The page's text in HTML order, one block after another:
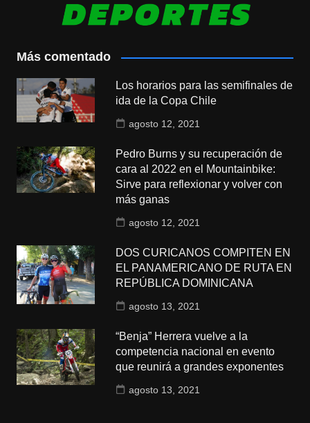
Más comentado
Los horarios para las semifinales de
ida de la Copa Chile
agosto 12, 2021
Pedro Burns y su recuperación de
cara al 2022 en el Mountainbike:
Sirve para reflexionar y volver con
más ganas
agosto 12, 2021
DOS CURICANOS COMPITEN EN
EL PANAMERICANO DE RUTA EN
REPÚBLICA DOMINICANA
agosto 13, 2021
“Benja” Herrera vuelve a la
competencia nacional en evento
que reunirá a grandes exponentes
agosto 13, 2021